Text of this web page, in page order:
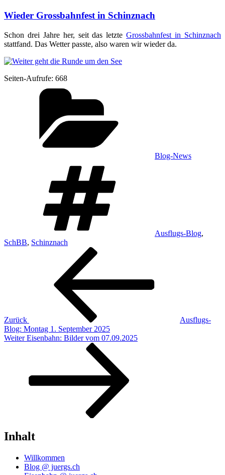
Wieder Grossbahnfest in Schinznach
Schon drei Jah­re her, seit das letz­teGross­bahn­fest in Schinz­nach
statt­fand. Das Wet­ter pass­te, also waren wir wie­der da.
Sei­ten-Auf­ru­fe: 668
Blog-News
Ausflugs-Blog,
SchBB, Schinznach
Beitragsnavigation
Zurück
Ausflugs-
Blog: Montag 1. September 2025
Nächster
Weiter Eisenbahn: Bilder vom 07.09.2025
Inhalt
Willkommen
Blog @ juergs.ch